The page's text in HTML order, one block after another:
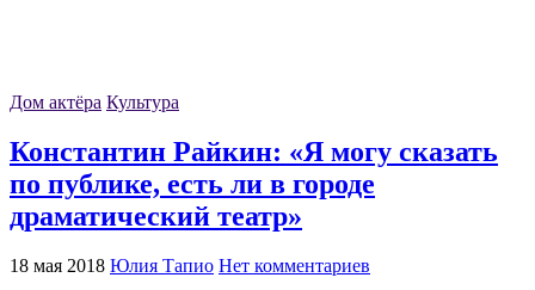
Дом актёра Культура
Константин Райкин: «Я могу сказать
по публике, есть ли в городе
драматический театр»
18 мая 2018 Юлия Тапио Нет комментариев